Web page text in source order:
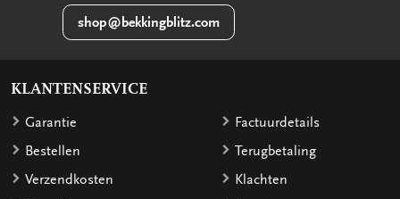
shop@bekkingblitz.com
KLANTENSERVICE
Garantie
Bestellen
Verzendkosten
Factuurdetails
Terugbetaling
Klachten